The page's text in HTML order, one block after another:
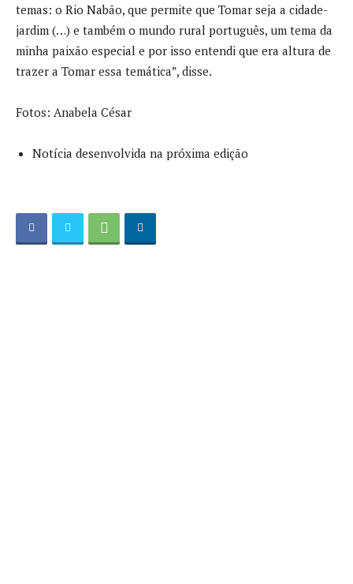
temas: o Rio Nabão, que permite que Tomar seja a cidade-
jardim (…) e também o mundo rural português, um tema da
minha paixão especial e por isso entendi que era altura de
trazer a Tomar essa temática”, disse.
Fotos: Anabela César
Notícia desenvolvida na próxima edição